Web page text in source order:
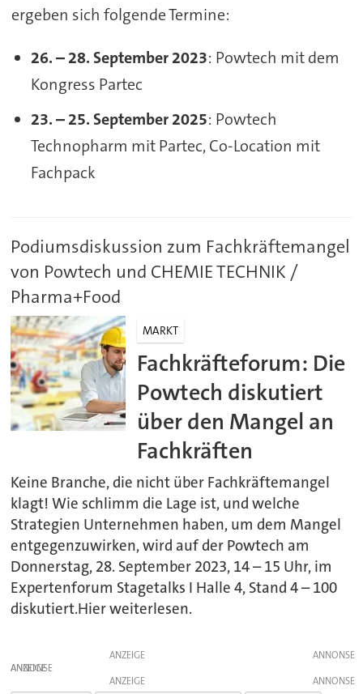
ergeben sich folgende Termine:
26. – 28. September 2023: Powtech mit dem
Kongress Partec
23. – 25. September 2025: Powtech
Technopharm mit Partec, Co-Location mit
Fachpack
Podiumsdiskussion zum Fachkräftemangel
von Powtech und CHEMIE TECHNIK /
Pharma+Food
MARKT
Fachkräfteforum: Die
Powtech diskutiert
über den Mangel an
Fachkräften
Keine Branche, die nicht über Fachkräftemangel
klagt! Wie schlimm die Lage ist, und welche
Strategien Unternehmen haben, um dem Mangel
entgegenzuwirken, wird auf der Powtech am
Donnerstag, 28. September 2023, 14 – 15 Uhr, im
Expertenforum Stagetalks I Halle 4, Stand 4 – 100
diskutiert.Hier weiterlesen.
ANZEIGE
ANZEIGE
ANZEIGE